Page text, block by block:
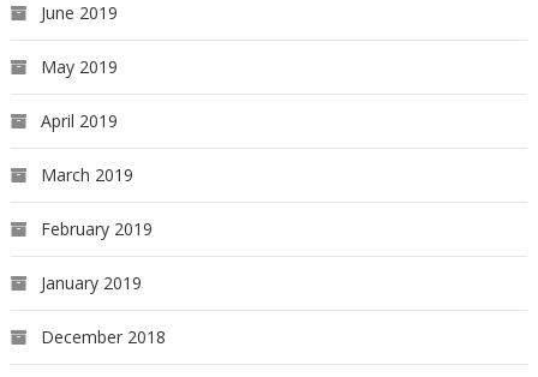
June 2019
May 2019
April 2019
March 2019
February 2019
January 2019
December 2018